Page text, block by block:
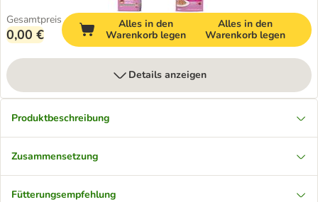
Gesamtpreis
0,00 €
Alles in den
Warenkorb legen
Alles in den
Warenkorb legen
Details anzeigen
Produktbeschreibung
Zusammensetzung
Fütterungsempfehlung